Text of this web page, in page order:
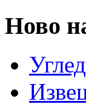
Ново